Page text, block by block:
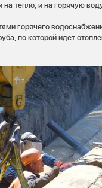
на тепло, и на горячую
горячего
по которой идет